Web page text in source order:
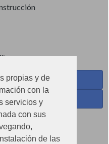
propias y de
con la
servicios y
con sus
de las
en Facebook
de uso